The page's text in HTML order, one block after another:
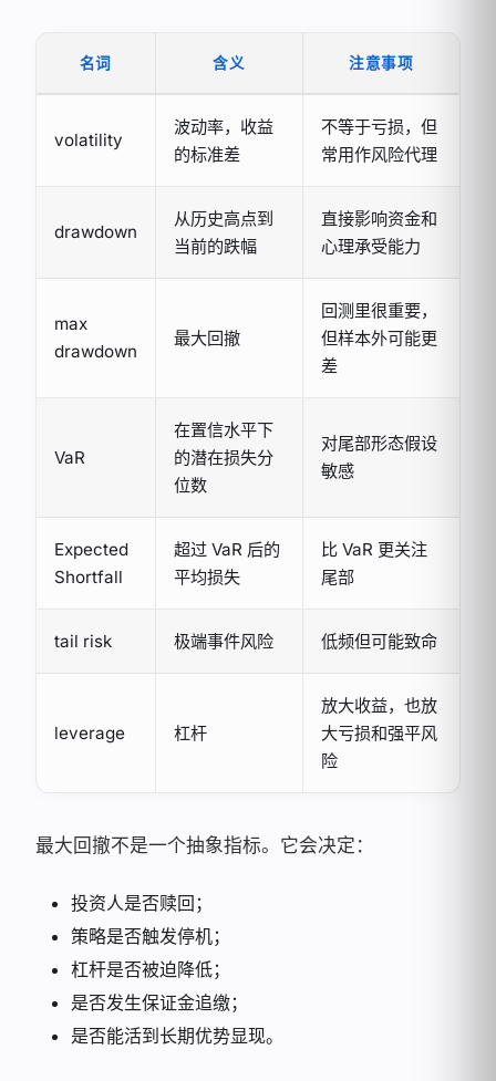
名词 含义 注意事项
volatility
波动率，收益
的标准差
不等于亏损，但
常用作风险代理
drawdown
从历史高点到
当前的跌幅
直接影响资金和
心理承受能力
max
drawdown
最大回撤
回测里很重要，
但样本外可能更
差
VaR
在置信水平下
的潜在损失分
位数
对尾部形态假设
敏感
Expected
Shortfall
超过 VaR 后的
平均损失
比 VaR 更关注
尾部
tail risk 极端事件风险 低频但可能致命
leverage 杠杆
放大收益，也放
大亏损和强平风
险
最大回撤不是一个抽象指标。它会决定：
投资人是否赎回；
策略是否触发停机；
杠杆是否被迫降低；
是否发生保证金追缴；
是否能活到长期优势显现。